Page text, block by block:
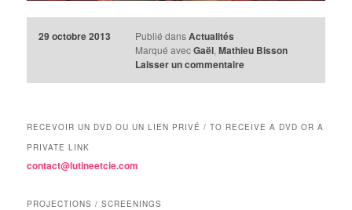
29 octobre 2013 Publié dans Actualités
Marqué avec Gaël, Mathieu Bisson
Laisser un commentaire
RECEVOIR UN DVD OU UN LIEN PRIVÉ / TO RECEIVE A DVD OR A
PRIVATE LINK
contact@lutineetcie.com
PROJECTIONS / SCREENINGS